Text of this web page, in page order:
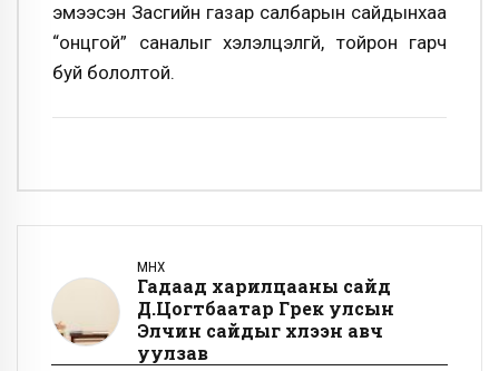
эмээсэн Засгийн газар салбарын сайдынхаа
“онцгой” саналыг хэлэлцэлгүй, тойрон гарч
буй бололтой.
ӨМНӨХ
Гадаад харилцааны сайд
Д.Цогтбаатар Грек улсын
Элчин сайдыг хүлээн авч
уулзав